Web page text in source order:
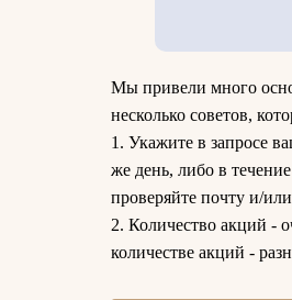
Мы привели много
несколько советов,
1. Укажите в запросе
же день, либо в
проверяйте почту и/
2. Количество акций -
количестве акций -